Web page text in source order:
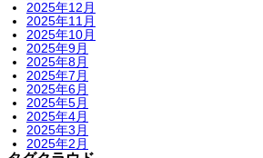
2025年12月
2025年11月
2025年10月
2025年9月
2025年8月
2025年7月
2025年6月
2025年5月
2025年4月
2025年3月
2025年2月